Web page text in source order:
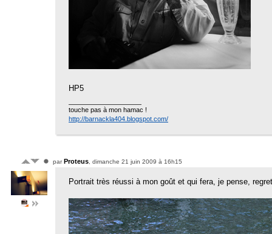
HP5
touche pas à mon hamac !
http://barnackla404.blogspot.com/
parProteus , dimanche 21 juin 2009 à 16h15
Portrait très réussi à mon goût et qui fera, je pense,